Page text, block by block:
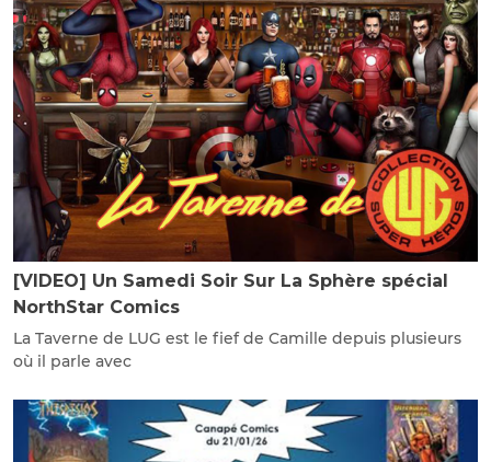
[VIDEO] Un Samedi Soir Sur La Sphère spécial
NorthStar Comics
La Taverne de LUG est le fief de Camille depuis plusieurs
où il parle avec